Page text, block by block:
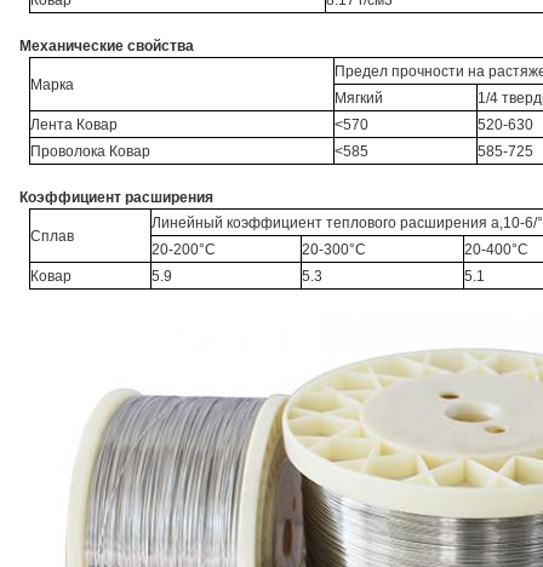
Механические свойства
Марка
Предел прочности на
Мягкий
1/4
Лента Ковар
<570
520-630
Проволока Ковар
<585 585-725
Коэффициент расширения
Сплав
Линейный коэффициент теплового расширения a,10-6/
20-200°C
20-300°C
20-400°C
Ковар
5.9 5.3 5.1